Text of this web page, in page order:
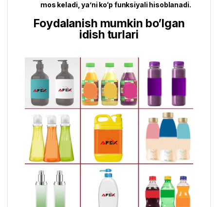
mos keladi, ya’ni ko‘p funksiyali hisoblanadi.
Foydalanish mumkin bo’lgan
idish turlari